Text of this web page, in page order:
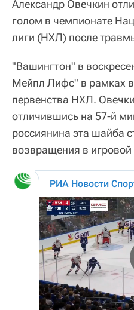
Александр Овечкин
голом в чемпионате
лиги (НХЛ) после
"Вашингтон" в
Мейпл Лифс" в рамках
первенства НХЛ.
отличившись на 57-й
россиянина эта шайба
возвращения в